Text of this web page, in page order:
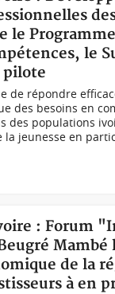
le
le
pilote
de répondre
des besoins en
des populations
la jeunesse en
: Forum
Mambé
de la
à en